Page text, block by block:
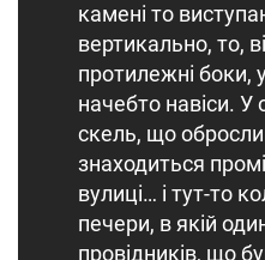
камені то
вертикально, то,
протилежні боки,
начебто навіси. У
скель, що
знаходиться
вулиці… і тут-то
печери, в якій
провідників, що